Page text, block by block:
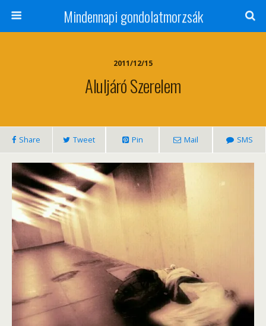
Mindennapi gondolatmorzsák
2011/12/15
Aluljáró Szerelem
Share Tweet Pin Mail SMS